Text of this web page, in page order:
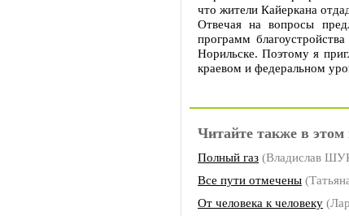
что жители Кайеркана
Отвечая на вопросы
программ
Норильске. Поэтому я
краевом и федеральном
Читайте также в этом
Полный газ (Владислав
Все пути отмечены
От человека к человеку